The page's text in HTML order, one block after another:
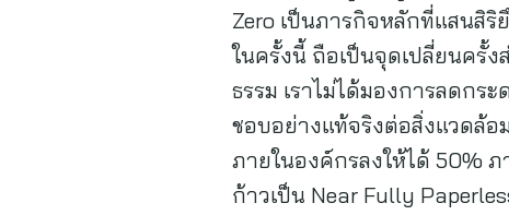
Zero เป็นภารกิจหลักที่แสนสิ
ในครั้งนี้ ถือเป็นจุดเปลี่ยนครั้
ธรรม เราไม่ได้มองการลดก
ชอบอย่างแท้จริงต่อสิ่งแวดล้อ
ภายในองค์กรลงให้ได้ 50%
ก้าวเป็น Near Fully